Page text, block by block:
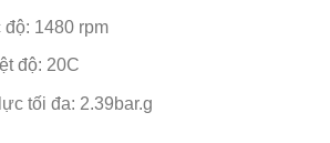
độ: 1480 rpm
độ: 20C
tối đa: 2.39bar.g